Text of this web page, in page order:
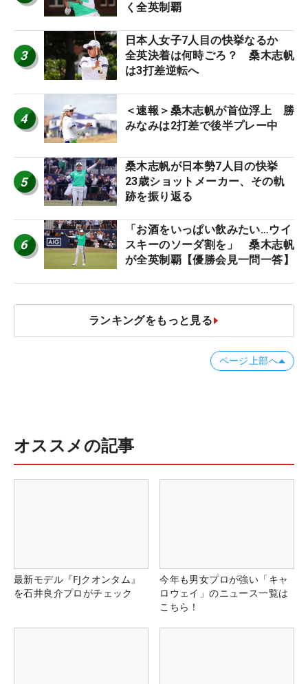
く全英制覇
3
日本人女子7人目の快挙なるか
全英決着は何時ごろ？ 桑木志帆
は3打差逆転へ
4
＜速報＞桑木志帆が首位浮上 勝
みなみは2打差で後半プレー中
5
桑木志帆が日本勢7人目の快挙
23歳ショットメーカー、その軌
跡を振り返る
6
「お酒をいっぱい飲みたい…ウイ
スキーのソーダ割を」 桑木志帆
が全英制覇【優勝会見一問一答】
ランキングをもっと見る
ページ上部へ
オススメの記事
最新モデル『FJクオンタム』
を石井良介プロがチェック
今年も男女プロが強い「キャ
ロウェイ」のニュース一覧は
こちら！